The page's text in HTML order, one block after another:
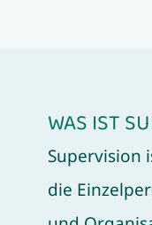
WAS IST
Supervision
die